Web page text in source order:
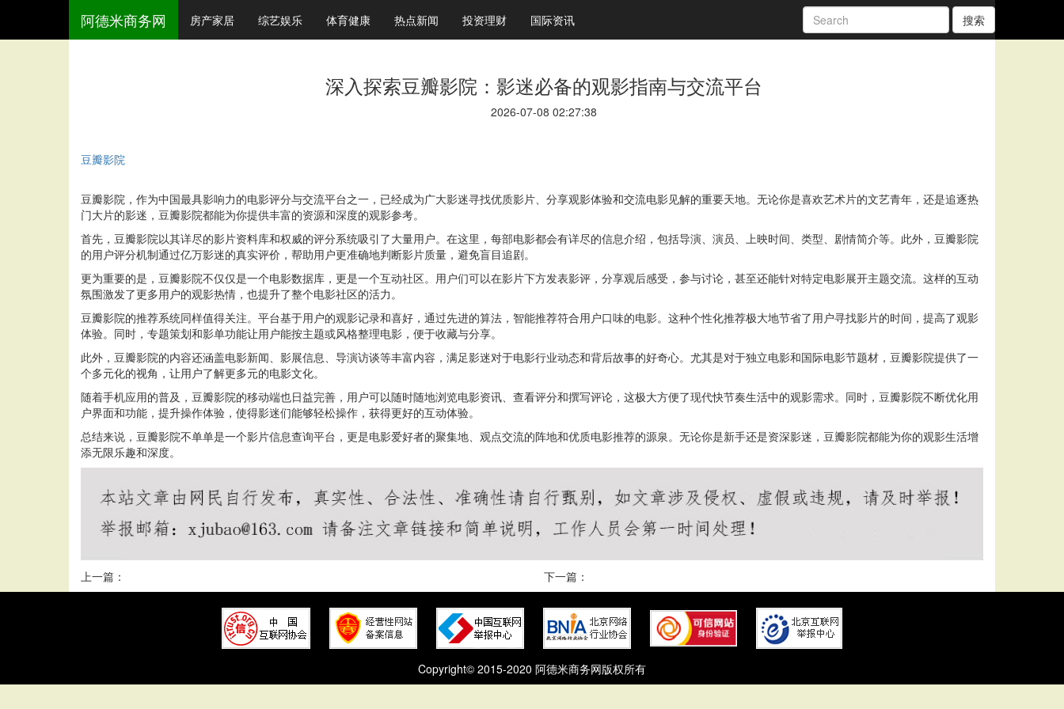
阿德米商务网 房产家居 综艺娱乐 体育健康 热点新闻 投资理财 国际资讯 搜索
深入探索豆瓣影院：影迷必备的观影指南与交流平台
2026-07-08 02:27:38
豆瓣影院
豆瓣影院，作为中国最具影响力的电影评分与交流平台之一，已经成为广大影迷寻找优质影片、分享观影体验和交流电影见解的重要天地。无论你是喜欢艺术片的文艺青年，还是追逐热
门大片的影迷，豆瓣影院都能为你提供丰富的资源和深度的观影参考。
首先，豆瓣影院以其详尽的影片资料库和权威的评分系统吸引了大量用户。在这里，每部电影都会有详尽的信息介绍，包括导演、演员、上映时间、类型、剧情简介等。此外，豆瓣影院
的用户评分机制通过亿万影迷的真实评价，帮助用户更准确地判断影片质量，避免盲目追剧。
更为重要的是，豆瓣影院不仅仅是一个电影数据库，更是一个互动社区。用户们可以在影片下方发表影评，分享观后感受，参与讨论，甚至还能针对特定电影展开主题交流。这样的互动
氛围激发了更多用户的观影热情，也提升了整个电影社区的活力。
豆瓣影院的推荐系统同样值得关注。平台基于用户的观影记录和喜好，通过先进的算法，智能推荐符合用户口味的电影。这种个性化推荐极大地节省了用户寻找影片的时间，提高了观影
体验。同时，专题策划和影单功能让用户能按主题或风格整理电影，便于收藏与分享。
此外，豆瓣影院的内容还涵盖电影新闻、影展信息、导演访谈等丰富内容，满足影迷对于电影行业动态和背后故事的好奇心。尤其是对于独立电影和国际电影节题材，豆瓣影院提供了一
个多元化的视角，让用户了解更多元的电影文化。
随着手机应用的普及，豆瓣影院的移动端也日益完善，用户可以随时随地浏览电影资讯、查看评分和撰写评论，这极大方便了现代快节奏生活中的观影需求。同时，豆瓣影院不断优化用
户界面和功能，提升操作体验，使得影迷们能够轻松操作，获得更好的互动体验。
总结来说，豆瓣影院不单单是一个影片信息查询平台，更是电影爱好者的聚集地、观点交流的阵地和优质电影推荐的源泉。无论你是新手还是资深影迷，豆瓣影院都能为你的观影生活增
添无限乐趣和深度。
上一篇： 下一篇：
Copyright© 2015-2020 阿德米商务网版权所有